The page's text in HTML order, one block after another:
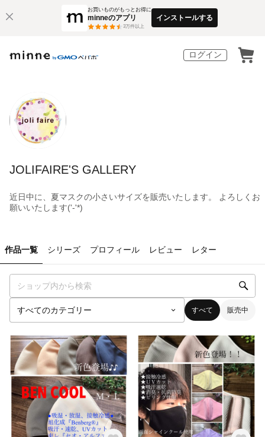
お買いものがもっとお得に
minneのアプリ
3万件以上
インストールする
ログイン
JOLIFAIRE'S GALLERY
近日中に、夏マスクの小さいサイズを販売いたします。 よろしくお
願いいたします('-'*)
作品一覧 シリーズ プロフィール レビュー レター
すべて 販売中